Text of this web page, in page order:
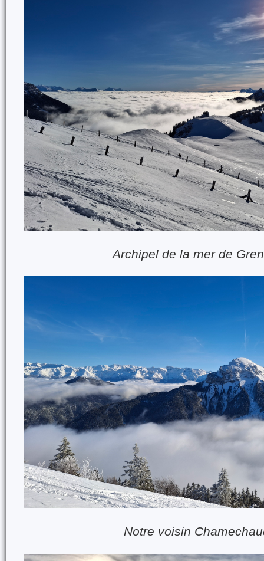
Archipel de la mer de
Notre voisin